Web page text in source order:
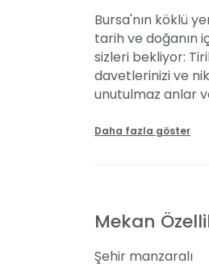
Bursa'nın köklü
tarih ve doğanın
sizleri bekliyor:
davetlerinizi ve
unutulmaz anlar
Denizden Gelen
Daha fazla göster
Mekan
Şehir manzaralı